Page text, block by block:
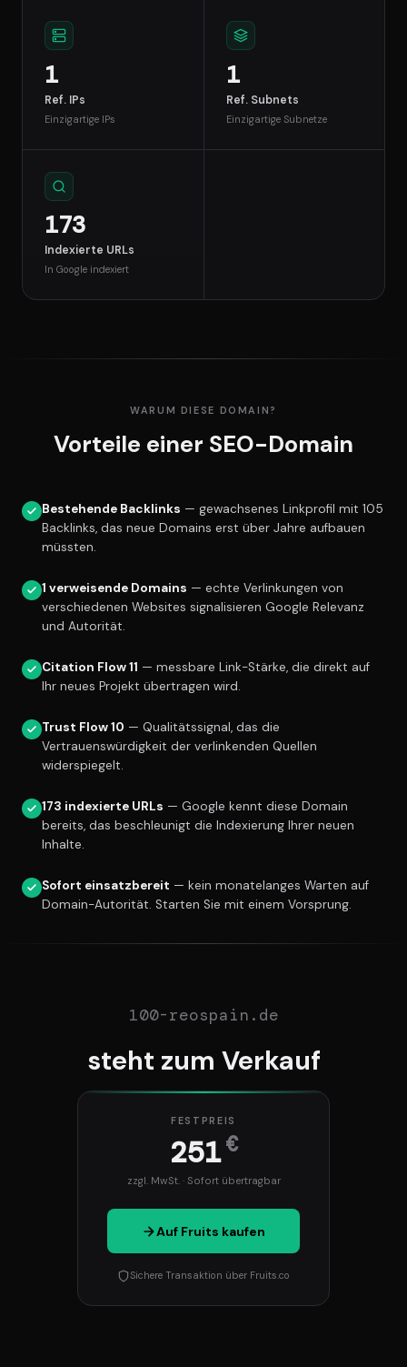
1
Ref. IPs
Einzigartige IPs
1
Ref. Subnets
Einzigartige Subnetze
173
Indexierte URLs
In Google indexiert
WARUM DIESE DOMAIN?
Vorteile einer SEO-Domain
Bestehende Backlinks — gewachsenes Linkprofil mit 105
Backlinks, das neue Domains erst über Jahre aufbauen
müssten.
1 verweisende Domains — echte Verlinkungen von
verschiedenen Websites signalisieren Google Relevanz
und Autorität.
Citation Flow 11 — messbare Link-Stärke, die direkt auf
Ihr neues Projekt übertragen wird.
Trust Flow 10 — Qualitätssignal, das die
Vertrauenswürdigkeit der verlinkenden Quellen
widerspiegelt.
173 indexierte URLs — Google kennt diese Domain
bereits, das beschleunigt die Indexierung Ihrer neuen
Inhalte.
Sofort einsatzbereit — kein monatelanges Warten auf
Domain-Autorität. Starten Sie mit einem Vorsprung.
100-reospain.de
steht zum Verkauf
FESTPREIS
251€
zzgl. MwSt. · Sofort übertragbar
Auf Fruits kaufen
Sichere Transaktion über Fruits.co